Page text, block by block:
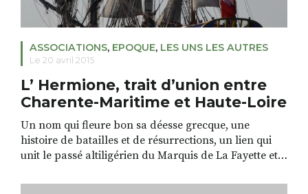
ASSOCIATIONS, EPOQUE, LES UNS LES AUTRES
Le 20 avril 2015
L’ Hermione, trait d’union entre
Charente-Maritime et Haute-Loire
Un nom qui fleure bon sa déesse grecque, une
histoire de batailles et de résurrections, un lien qui
unit le passé altiligérien du Marquis de La Fayette et
véloces frégates* de la Marine française, construite à